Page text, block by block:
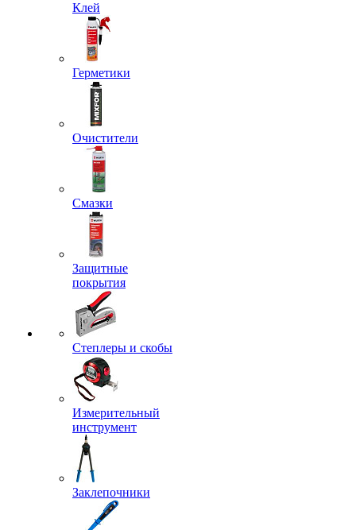
Клей
Герметики
Очистители
Смазки
Защитные
покрытия
Степлеры и скобы
Измерительный
инструмент
Заклепочники